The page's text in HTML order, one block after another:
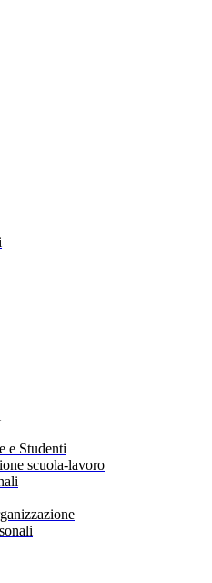
e Studenti
scuola-lavoro